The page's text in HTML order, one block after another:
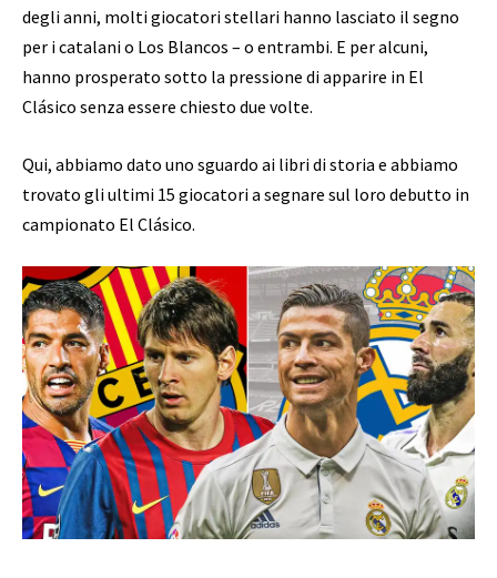
degli anni, molti giocatori stellari hanno lasciato il segno
per i catalani o Los Blancos – o entrambi. E per alcuni,
hanno prosperato sotto la pressione di apparire in El
Clásico senza essere chiesto due volte.
Qui, abbiamo dato uno sguardo ai libri di storia e abbiamo
trovato gli ultimi 15 giocatori a segnare sul loro debutto in
campionato El Clásico.